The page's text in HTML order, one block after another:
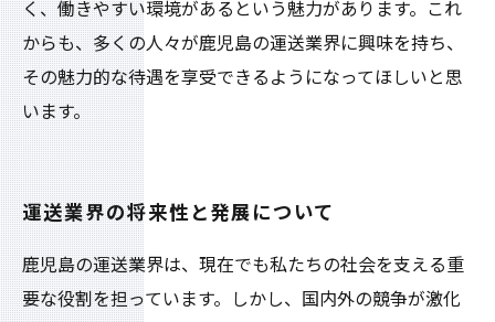
く、働きやすい環境があるという魅力があります。これ
からも、多くの人々が鹿児島の運送業界に興味を持ち、
その魅力的な待遇を享受できるようになってほしいと思
います。
運送業界の将来性と発展について
鹿児島の運送業界は、現在でも私たちの社会を支える重
要な役割を担っています。しかし、国内外の競争が激化